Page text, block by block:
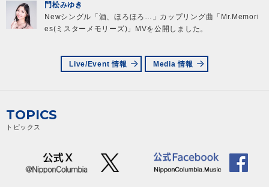
門松みゆき
Newシングル「酒、ほろほろ…」カップリング曲「Mr.Memori
es(ミスターメモリーズ)」MVを公開しました。
Live/Event 情報 Media 情報
TOPICS
トピックス